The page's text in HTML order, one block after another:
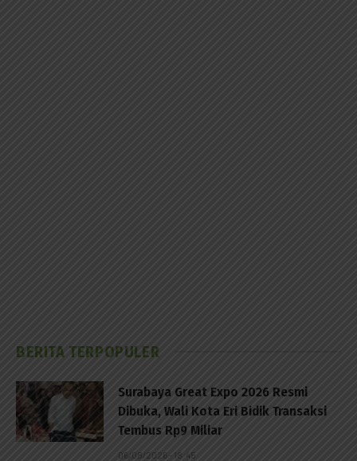
BERITA TERPOPULER
Surabaya Great Expo 2026 Resmi
Dibuka, Wali Kota Eri Bidik Transaksi
Tembus Rp9 Miliar
06/08/2026 - 18:45